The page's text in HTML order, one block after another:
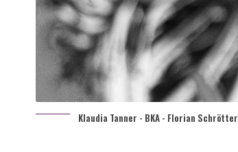
Klaudia Tanner - BKA - Florian Schrötter